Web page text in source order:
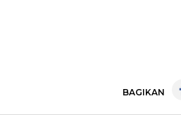
BAGIKAN